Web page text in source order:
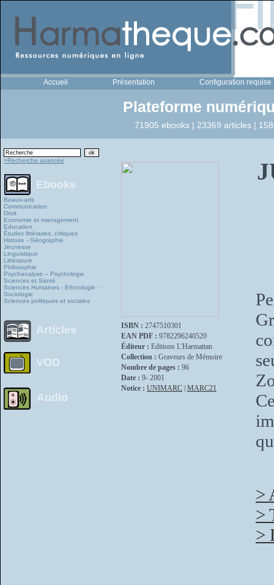
Accueil Présentation Configuration requise
Plateforme
71905 ebooks | 23369 articles |
>Recherche avancée
Ebooks
Beaux-arts
Communication
Droit
Economie et management
Education
Études littéraires, critiques
Histoire - Géographie
Jeunesse
Linguistique
Littérature
Philosophie
Psychanalyse – Psychologie
Sciences et Santé
Sciences Humaines - Ethnologie -
Sociologie
Sciences politiques et sociales
Articles
VOD
Audio
ISBN : 2747510301
EAN PDF : 9782296240520
Éditeur : Editions L'Harmattan
Collection : Graveurs de Mémoire
Nombre de pages : 96
Date : 9- 2001
Notice : UNIMARC MARC21
>
>
>